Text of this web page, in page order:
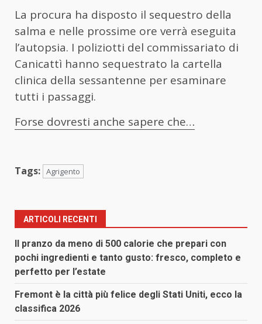
La procura ha disposto il sequestro della
salma e nelle prossime ore verrà eseguita
l’autopsia. I poliziotti del commissariato di
Canicattì hanno sequestrato la cartella
clinica della sessantenne per esaminare
tutti i passaggi.
Forse dovresti anche sapere che…
Tags: Agrigento
ARTICOLI RECENTI
Il pranzo da meno di 500 calorie che prepari con
pochi ingredienti e tanto gusto: fresco, completo e
perfetto per l’estate
Fremont è la città più felice degli Stati Uniti, ecco la
classifica 2026